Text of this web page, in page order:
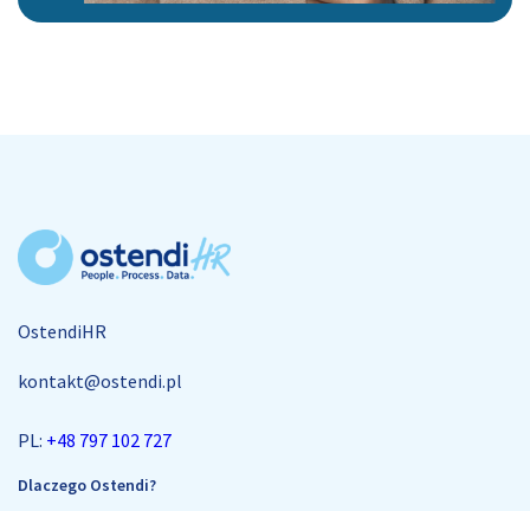
OstendiHR
kontakt@ostendi.pl
PL: +48 797 102 727
Dlaczego Ostendi?